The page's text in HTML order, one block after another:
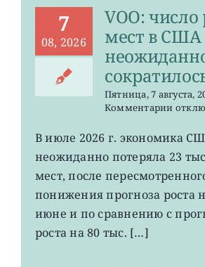
7
08, 2026
VOO:
мест в США
Пятница, 7 августа,
Комментариик
VOO:
мест
США
В июле 2026 г. экономика
неожиданно потеряла 23
мест, после
понижения прогноза роста
июне и по сравнению с
роста на 80 тыс. […]